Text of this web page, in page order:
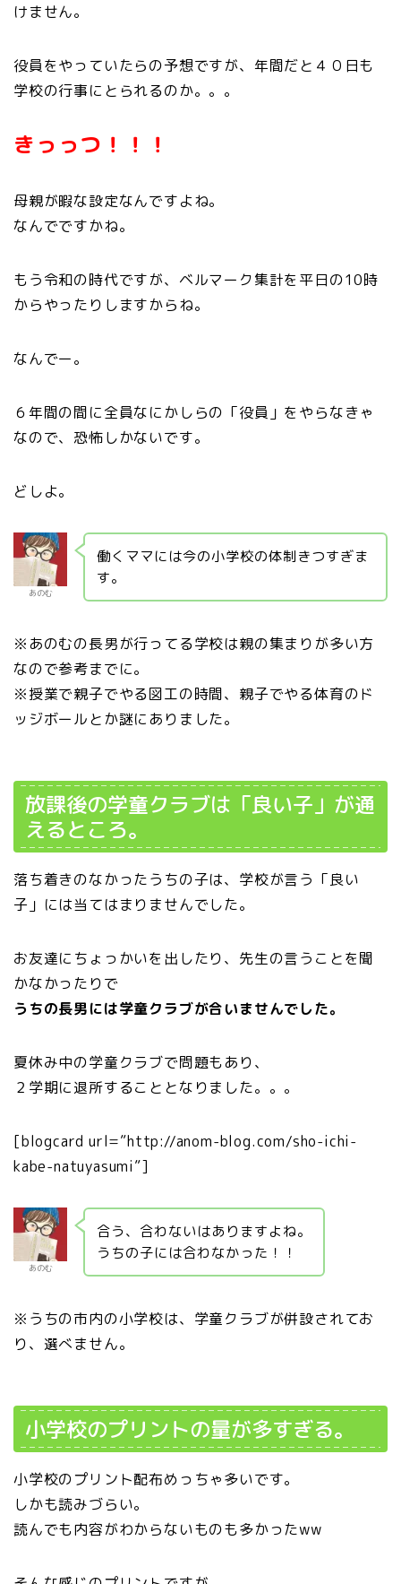
けません。
役員をやっていたらの予想ですが、年間だと４０日も
学校の行事にとられるのか。。。
きっっつ！！！
母親が暇な設定なんですよね。
なんでですかね。
もう令和の時代ですが、ベルマーク集計を平日の10時
からやったりしますからね。
なんでー。
６年間の間に全員なにかしらの「役員」をやらなきゃ
なので、恐怖しかないです。
どしよ。
あのむ
働くママには今の小学校の体制きつすぎま
す。
※あのむの長男が行ってる学校は親の集まりが多い方
なので参考までに。
※授業で親子でやる図工の時間、親子でやる体育のド
ッジボールとか謎にありました。
放課後の学童クラブは「良い子」が通
えるところ。
落ち着きのなかったうちの子は、学校が言う「良い
子」には当てはまりませんでした。
お友達にちょっかいを出したり、先生の言うことを聞
かなかったりで
うちの長男には学童クラブが合いませんでした。
夏休み中の学童クラブで問題もあり、
２学期に退所することとなりました。。。
[blogcard url=”http://anom-blog.com/sho-ichi-
kabe-natuyasumi”]
あのむ
合う、合わないはありますよね。
うちの子には合わなかった！！
※うちの市内の小学校は、学童クラブが併設されてお
り、選べません。
小学校のプリントの量が多すぎる。
小学校のプリント配布めっちゃ多いです。
しかも読みづらい。
読んでも内容がわからないものも多かったww